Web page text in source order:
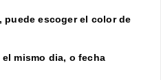
puede escoger el color de
mismo dia, o fecha